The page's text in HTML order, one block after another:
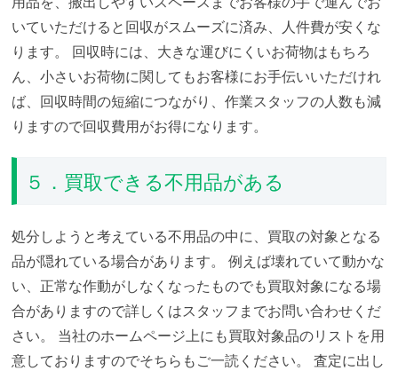
いていただけると回収がスムーズに済み、人件費が安くな
ります。
回収時には、大きな運びにくいお荷物はもちろ
ん、小さいお荷物に関してもお客様にお手伝いいただけれ
ば、回収時間の短縮につながり、作業スタッフの人数も減
りますので回収費用がお得になります。
５．買取できる不用品がある
処分しようと考えている不用品の中に、買取の対象となる
品が隠れている場合があります。
例えば壊れていて動かな
い、正常な作動がしなくなったものでも買取対象になる場
合がありますので詳しくはスタッフまでお問い合わせくだ
さい。
当社のホームページ上にも買取対象品のリストを用
意しておりますのでそちらもご一読ください。
査定に出し